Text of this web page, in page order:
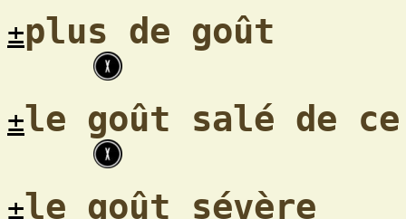
±plus de goût
±le goût salé de
±le goût sévère